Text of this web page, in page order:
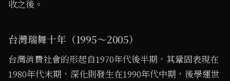
收之後。
台灣瑞舞十年（1995～2005）
台灣消費社會的形起自1970年代後半期，其鞏固表現在
1980年代末期，深化則發生在1990年代中期，後學運世